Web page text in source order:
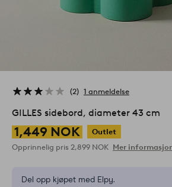
2 1 anmeldelse
GILLES sidebord, diameter 43 cm
1,449 NOK
Outlet
Opprinnelig pris 2,899 NOK Mer
Del opp kjøpet med Elpy.